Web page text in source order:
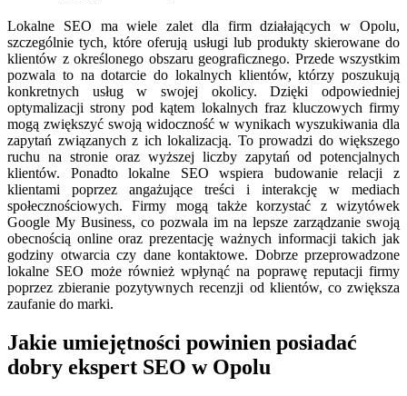
Lokalne SEO ma wiele zalet dla firm działających w Opolu,
szczególnie tych, które oferują usługi lub produkty skierowane do
klientów z określonego obszaru geograficznego. Przede wszystkim
pozwala to na dotarcie do lokalnych klientów, którzy poszukują
konkretnych usług w swojej okolicy. Dzięki odpowiedniej
optymalizacji strony pod kątem lokalnych fraz kluczowych firmy
mogą zwiększyć swoją widoczność w wynikach wyszukiwania dla
zapytań związanych z ich lokalizacją. To prowadzi do większego
ruchu na stronie oraz wyższej liczby zapytań od potencjalnych
klientów. Ponadto lokalne SEO wspiera budowanie relacji z
klientami poprzez angażujące treści i interakcję w mediach
społecznościowych. Firmy mogą także korzystać z wizytówek
Google My Business, co pozwala im na lepsze zarządzanie swoją
obecnością online oraz prezentację ważnych informacji takich jak
godziny otwarcia czy dane kontaktowe. Dobrze przeprowadzone
lokalne SEO może również wpłynąć na poprawę reputacji firmy
poprzez zbieranie pozytywnych recenzji od klientów, co zwiększa
zaufanie do marki.
Jakie umiejętności powinien posiadać
dobry ekspert SEO w Opolu